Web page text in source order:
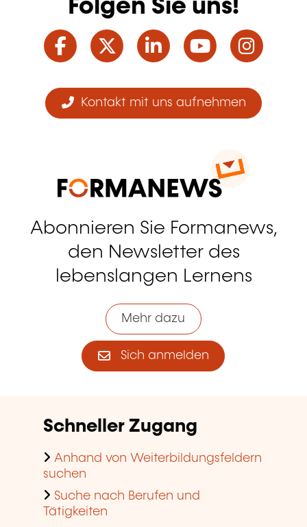
Folgen Sie uns!
Facebook
TwitterLinkedInYouTube
Kontakt mit uns aufnehmen
Abonnieren Sie Formanews,
den Newsletter des
lebenslangen Lernens
Mehr dazu
Sich anmelden
Schneller Zugang
Anhand von Weiterbildungsfeldern
suchen
Suche nach Berufen und
Tätigkeiten